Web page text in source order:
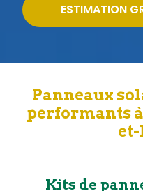
ESTIMATION
Panneaux
performants
Kits de